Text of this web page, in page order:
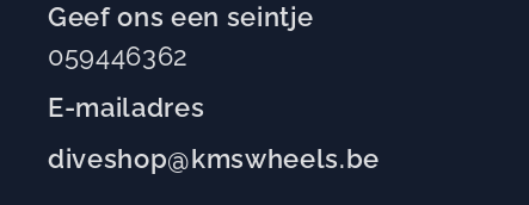
Geef ons een seintje
059446362
E-mailadres
diveshop@kmswheels.be